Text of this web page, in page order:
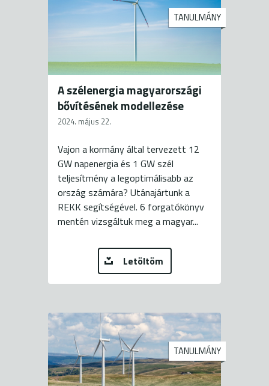
TANULMÁNY
A szélenergia magyarországi
bővítésének modellezése
2024. május 22.
Vajon a kormány által tervezett 12
GW napenergia és 1 GW szél
teljesítmény a legoptimálisabb az
ország számára? Utánajártunk a
REKK segítségével. 6 forgatókönyv
mentén vizsgáltuk meg a magyar...
Letöltöm
TANULMÁNY